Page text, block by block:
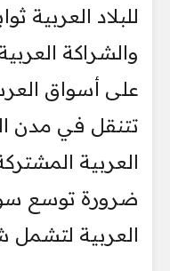
للبلاد العربية
والشراكة
على أسواق
تتنقل في مدن
العربية
ضرورة توسع
العربية لتشمل